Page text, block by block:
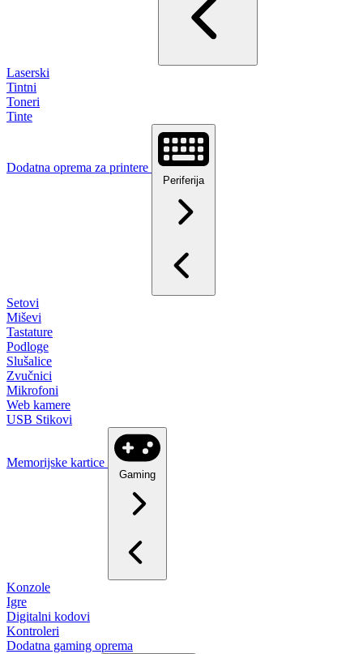
Laserski
Tintni
Toneri
Tinte
Dodatna oprema za printere
Periferija
Setovi
Miševi
Tastature
Podloge
Slušalice
Zvučnici
Mikrofoni
Web kamere
USB Stikovi
Memorijske kartice
Gaming
Konzole
Igre
Digitalni kodovi
Kontroleri
Dodatna gaming oprema